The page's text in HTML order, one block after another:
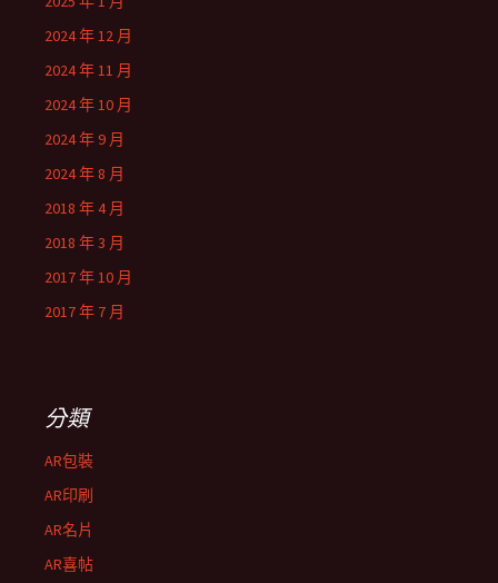
2024 年 12 月
2024 年 11 月
2024 年 10 月
2024 年 9 月
2024 年 8 月
2018 年 4 月
2018 年 3 月
2017 年 10 月
2017 年 7 月
分類
AR包裝
AR印刷
AR名片
AR喜帖